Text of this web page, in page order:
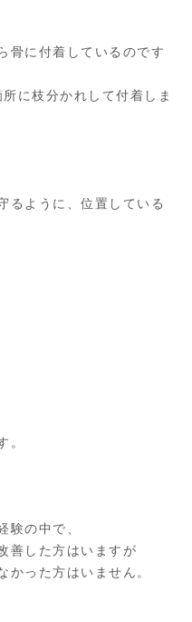
骨に付着しているのです
に枝分かれして付着しま
るように、位置している
。
験の中で、
善した方はいますが
かった方はいません。